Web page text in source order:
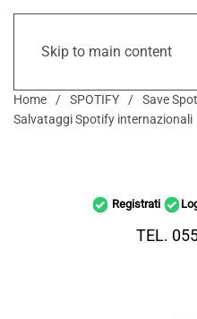
Skip to main content
Home SPOTIFY Save
Salvataggi Spotify internazionali
Registrati
TEL.